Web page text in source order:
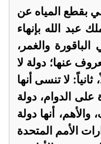
بقطع المياه عن
عبد الله بإنهاء
الباقورة والغمر،
عنها؛ دولة لا
ثانياً: لا تنسى أنها
على الدوام، دولة
أنها دولة
الأمم المتحدة